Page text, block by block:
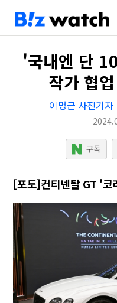
'국내엔 단
작가 협
이명근 사진기자
[포토]​​컨티넨탈 GT '코